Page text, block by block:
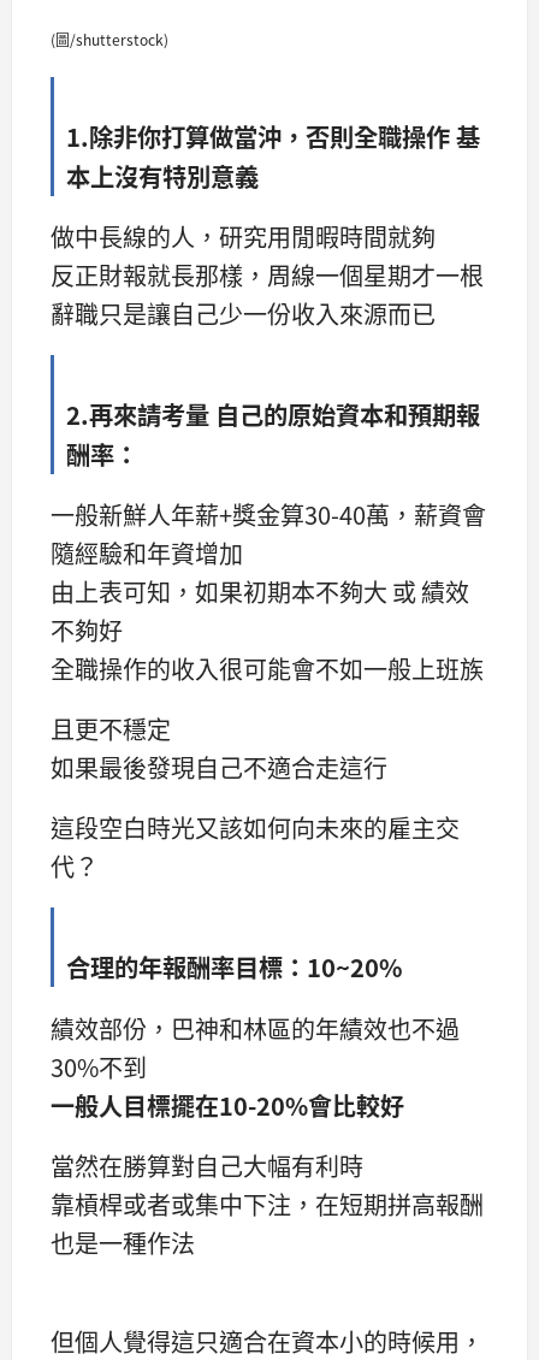
(圖/shutterstock)
1.除非你打算做當沖，否則全職操作 基
本上沒有特別意義
做中長線的人，研究用閒暇時間就夠
反正財報就長那樣，周線一個星期才一根
辭職只是讓自己少一份收入來源而已
2.再來請考量 自己的原始資本和預期報
酬率：
一般新鮮人年薪+獎金算30-40萬，薪資會
隨經驗和年資增加
由上表可知，如果初期本不夠大 或 績效
不夠好
全職操作的收入很可能會不如一般上班族
且更不穩定
如果最後發現自己不適合走這行
這段空白時光又該如何向未來的雇主交
代？
合理的年報酬率目標：10~20%
績效部份，巴神和林區的年績效也不過
30%不到
一般人目標擺在10-20%會比較好
當然在勝算對自己大幅有利時
靠槓桿或者或集中下注，在短期拼高報酬
也是一種作法
但個人覺得這只適合在資本小的時候用，